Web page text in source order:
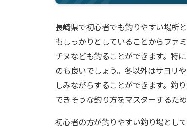
長崎県で初心者でも釣りやすい場所
もしっかりとしていることからファ
チヌなども釣ることができます。特
のも良いでしょう。冬以外はサヨリ
しみながらすることができます。釣
できそうな釣り方をマスターするため
初心者の方が釣りやすい釣り場とし